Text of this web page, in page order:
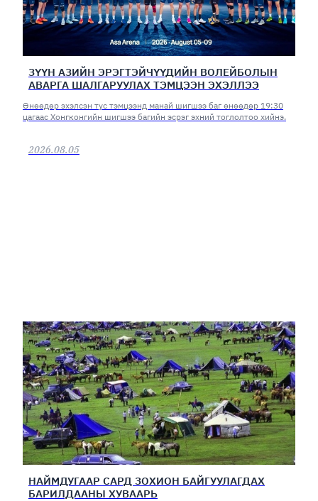
ЗҮҮН АЗИЙН ЭРЭГТЭЙЧҮҮДИЙН ВОЛЕЙБОЛЫН
АВАРГА ШАЛГАРУУЛАХ ТЭМЦЭЭН ЭХЭЛЛЭЭ
Өнөөдөр эхэлсэн тус тэмцээнд манай шигшээ баг өнөөдөр 19:30
цагаас Хонгконгийн шигшээ багийн эсрэг эхний тоглолтоо хийнэ.
2026.08.05
НАЙМДУГААР САРД ЗОХИОН БАЙГУУЛАГДАХ
БАРИЛДААНЫ ХУВААРЬ